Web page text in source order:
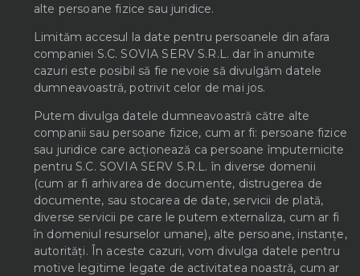
alte persoane fizice sau juridice.
Limităm accesul la date pentru persoanele din afara
companiei S.C. SOVIA SERV S.R.L. dar în anumite
cazuri este posibil să fie nevoie să divulgăm datele
dumneavoastră, potrivit celor de mai jos.
Putem divulga datele dumneavoastră către alte
companii sau persoane fizice, cum ar fi: persoane fizice
sau juridice care acționează ca persoane împuternicite
pentru S.C. SOVIA SERV S.R.L. în diverse domenii
(cum ar fi arhivarea de documente, distrugerea de
documente, sau stocarea de date, servicii de plată,
diverse servicii pe care le putem externaliza, cum ar fi
în domeniul resurselor umane), alte persoane, instanțe,
autorități. În aceste cazuri, vom divulga datele pentru
motive legitime legate de activitatea noastră, cum ar